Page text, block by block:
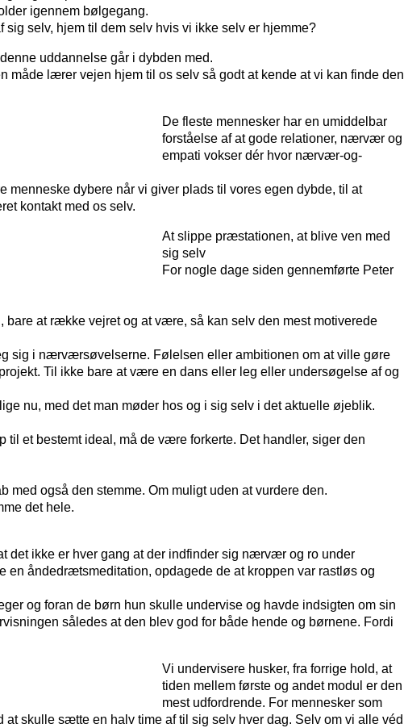
igennem bølgegang.
selv, hjem til dem selv hvis vi ikke selv er hjemme?
uddannelse går i dybden med.
lærer vejen hjem til os selv så godt at kende at vi kan finde den
De fleste mennesker har en umiddelbar
forståelse af at gode relationer, nærvær og
empati vokser dér hvor nærvær-og-
dybere når vi giver plads til vores egen dybde, til at
kontakt med os selv.
At slippe præstationen, at blive ven med
sig selv
For nogle dage siden gennemførte Peter
bare at række vejret og at være, så kan selv den mest motiverede
sig i nærværsøvelserne. Følelsen eller ambitionen om at ville gøre
Til ikke bare at være en dans eller leg eller undersøgelse af og
nu, med det man møder hos og i sig selv i det aktuelle øjeblik.
et bestemt ideal, må de være forkerte. Det handler, siger den
med også den stemme. Om muligt uden at vurdere den.
det hele.
det ikke er hver gang at der indfinder sig nærvær og ro under
åndedrætsmeditation, opdagede de at kroppen var rastløs og
og foran de børn hun skulle undervise og havde indsigten om sin
således at den blev god for både hende og børnene. Fordi
Vi undervisere husker, fra forrige hold, at
tiden mellem første og andet modul er den
mest udfordrende. For mennesker som
skulle sætte en halv time af til sig selv hver dag. Selv om vi alle véd